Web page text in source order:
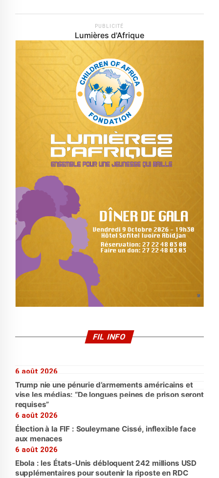
PUBLICITÉ
Lumières d'Afrique
FIL INFO
6 août 2026
Trump nie une pénurie d’armements américains et
vise les médias: “De longues peines de prison seront
requises”
6 août 2026
Élection à la FIF : Souleymane Cissé, inflexible face
aux menaces
6 août 2026
Ebola : les États-Unis débloquent 242 millions USD
supplémentaires pour soutenir la riposte en RDC